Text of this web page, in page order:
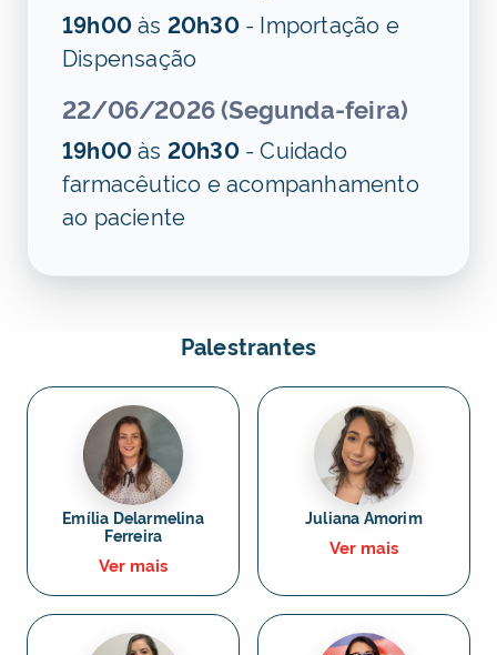
19h00às 20h30- Importação e
Dispensação
22/06/2026 (Segunda-feira)
19h00às 20h30- Cuidado
farmacêutico e acompanhamento
ao paciente
Palestrantes
Emília Delarmelina
Ferreira
Ver mais
Juliana Amorim
Ver mais